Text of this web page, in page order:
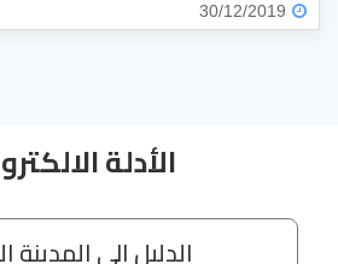
30/12/2019